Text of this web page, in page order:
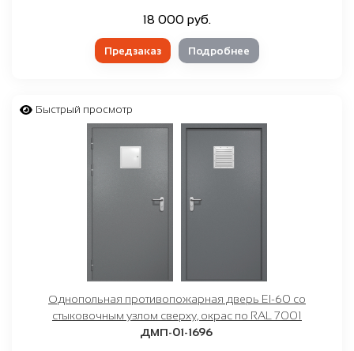
18 000 руб.
Предзаказ Подробнее
Быстрый просмотр
Однопольная противопожарная дверь EI-60 со
стыковочным узлом сверху, окрас по RAL 7001
ДМП-01-1696